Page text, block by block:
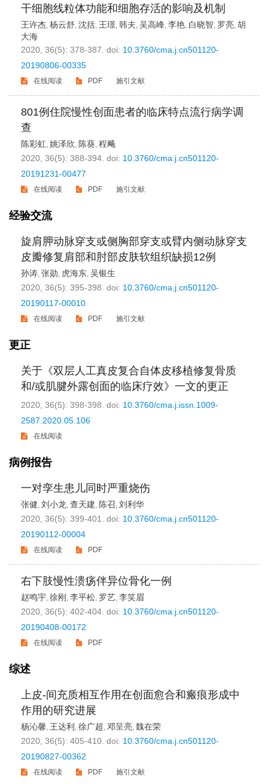
干细胞线粒体功能和细胞存活的影响及机制
王许杰, 杨云舒, 沈括, 王璟, 韩夫, 吴高峰, 李艳, 白晓智, 罗亮, 胡
大海
2020, 36(5): 378-387. doi: 10.3760/cma.j.cn501120-
20190806-00335
在线阅读 PDF 施引文献
801例住院慢性创面患者的临床特点流行病学调
查
陈彩虹, 姚泽欣, 陈葵, 程飚
2020, 36(5): 388-394. doi: 10.3760/cma.j.cn501120-
20191231-00477
在线阅读 PDF 施引文献
经验交流
旋肩胛动脉穿支或侧胸部穿支或臂内侧动脉穿支
皮瓣修复肩部和肘部皮肤软组织缺损12例
孙涛, 张勋, 虎海东, 吴银生
2020, 36(5): 395-398. doi: 10.3760/cma.j.cn501120-
20190117-00010
在线阅读 PDF 施引文献
更正
关于《双层人工真皮复合自体皮移植修复骨质
和/或肌腱外露创面的临床疗效》一文的更正
2020, 36(5): 398-398. doi: 10.3760/cma.j.issn.1009-
2587.2020.05.106
在线阅读
病例报告
一对孪生患儿同时严重烧伤
张健, 刘小龙, 查天建, 陈召, 刘利华
2020, 36(5): 399-401. doi: 10.3760/cma.j.cn501120-
20190112-00004
在线阅读 PDF
右下肢慢性溃疡伴异位骨化一例
赵鸣宇, 徐刚 , 李平松, 罗艺, 李笑眉
2020, 36(5): 402-404. doi: 10.3760/cma.j.cn501120-
20190408-00172
在线阅读 PDF
综述
上皮-间充质相互作用在创面愈合和瘢痕形成中
作用的研究进展
杨沁馨, 王达利 , 徐广超 , 邓呈亮, 魏在荣
2020, 36(5): 405-410. doi: 10.3760/cma.j.cn501120-
20190827-00362
在线阅读 PDF 施引文献